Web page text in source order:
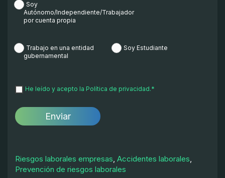
Soy
Autónomo/Independiente/Trabajador
por cuenta propia
Trabajo en una entidad
gubernamental
Soy Estudiante
He leído y acepto la Política de privacidad.*
Riesgos laborales empresas, Accidentes laborales,
Prevención de riesgos laborales